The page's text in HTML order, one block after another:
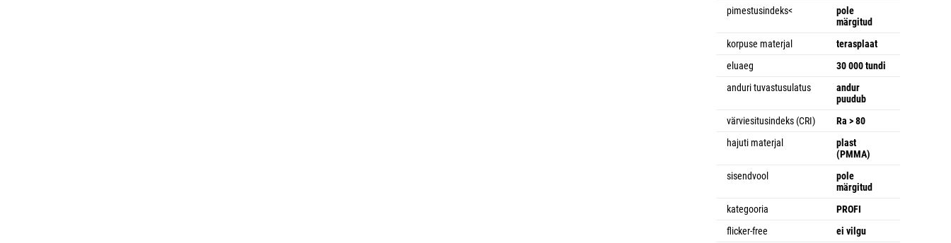
pimestusindeks<
pole
märgitud
korpuse materjal
terasplaat
eluaeg
30 000 tundi
anduri tuvastusulatus
andur
puudub
värviesitusindeks (CRI)
Ra > 80
hajuti materjal
plast
(PMMA)
sisendvool
pole
märgitud
kategooria
PROFI
flicker-free
ei vilgu